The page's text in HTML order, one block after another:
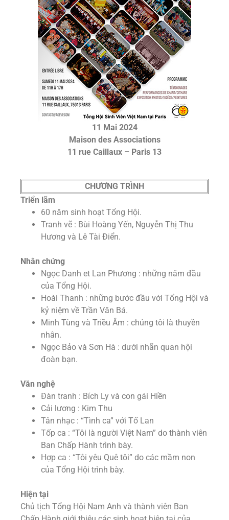
11 Mai 2024
Maison des Associations
11 rue Caillaux – Paris 13
CHƯƠNG TRÌNH
Triển lãm
60 năm sinh hoạt Tổng Hội.
Tranh vẽ : Bùi Hoàng Yến, Nguyễn Thị Thu
Hương và Lê Tài Điển.
Nhân chứng
Ngọc Danh et Lan Phương : những năm đầu
của Tổng Hội.
Hoài Thanh : những bước đầu với Tổng Hội và
kỷ niệm về Trần Văn Bá.
Minh Tùng và Triều Âm : chúng tôi là thuyền
nhân.
Ngọc Bảo và Sơn Hà : dưới nhãn quan hội
đoàn bạn.
Văn nghệ
Đàn tranh : Bích Ly và con gái Hiền
Cải lương : Kim Thu
Tân nhạc : “Tình ca” với Tố Lan
Tốp ca : “Tôi là người Việt Nam” do thành viên
Ban Chấp Hành trình bày.
Hợp ca : “Tôi yêu Quê tôi” do các mầm non
của Tổng Hội trình bày.
Hiện tại
Chủ tịch Tổng Hội Nam Anh và thành viên Ban